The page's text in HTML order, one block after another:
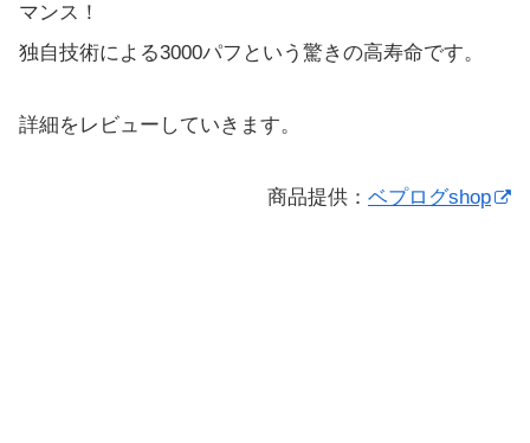
マンス！
独自技術による3000パフという驚きの高寿命です。
詳細をレビューしていきます。
商品提供： ベプログshop